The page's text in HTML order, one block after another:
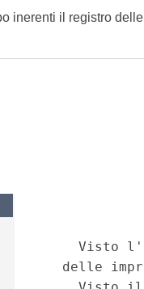
inerenti il registro